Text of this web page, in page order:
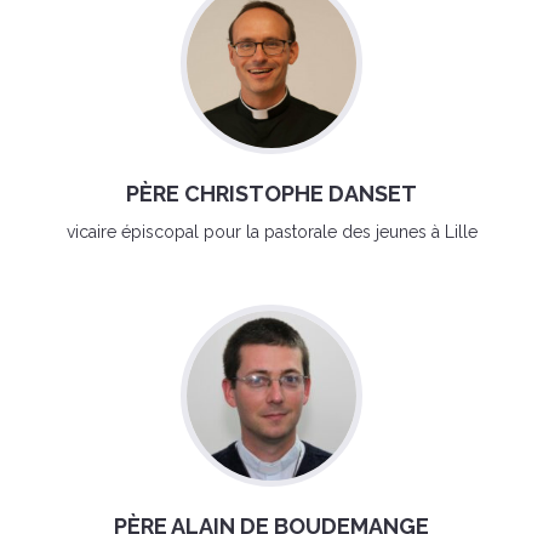
PÈRE CHRISTOPHE DANSET
vicaire épiscopal pour la pastorale des jeunes à Lille
PÈRE ALAIN DE BOUDEMANGE